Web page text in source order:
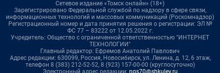
Сетевое издание «Томск онлайн» (18+)
Зарегистрировано Федеральной службой по надзору в сфере связи,
информационных технологий и массовых коммуникаций (Роскомнадзор)
Регистрационный номер и дата принятия решения о регистрации: ЭЛ №
ФС 77 – 83222 от 12.05.2022 г.
Учредитель: Общество с ограниченной ответственностью "ИНТЕРНЕТ
ТЕХНОЛОГИИ"
Главный редактор: Ефремов Анатолий Павлович
Адрес редакции: 630099, Россия, Новосибирск, ул. Ленина, д. 12, 6 этаж,
телефон 8 (383) 212-52-52, 8 (923) 157-00-00 (круглосуточно)
Электронный адрес редакции: ngs70@shkulev.ru